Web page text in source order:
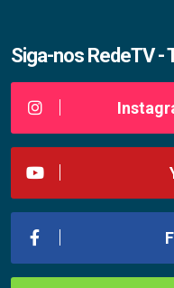
Siga-nos RedeTV -